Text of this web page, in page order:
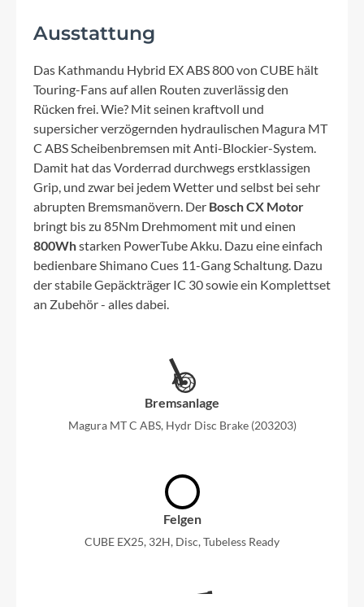
Ausstattung
Das Kathmandu Hybrid EX ABS 800 von CUBE hält
Touring-Fans auf allen Routen zuverlässig den
Rücken frei. Wie? Mit seinen kraftvoll und
supersicher verzögernden hydraulischen Magura MT
C ABS Scheibenbremsen mit Anti-Blockier-System.
Damit hat das Vorderrad durchwegs erstklassigen
Grip, und zwar bei jedem Wetter und selbst bei sehr
abrupten Bremsmanövern. Der Bosch CX Motor
bringt bis zu 85Nm Drehmoment mit und einen
800Whstarken PowerTube Akku. Dazu eine einfach
bedienbare Shimano Cues 11-Gang Schaltung. Dazu
der stabile Gepäckträger IC 30 sowie ein Komplettset
an Zubehör - alles dabei.
Bremsanlage
Magura MT C ABS, Hydr Disc Brake (203203)
Felgen
CUBE EX25, 32H, Disc, Tubeless Ready